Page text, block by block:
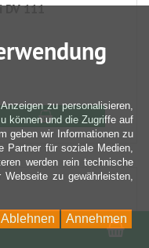
DV 111
zu personalisieren,
können und die Zugriffe auf
geben wir Informationen zu
Partner für soziale Medien,
werden rein technische
zu gewährleisten,
Annehmen
Ablehnen